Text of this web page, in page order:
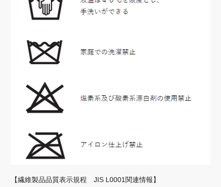
【繊維製品品質表示規程 JIS L0001関連情報】